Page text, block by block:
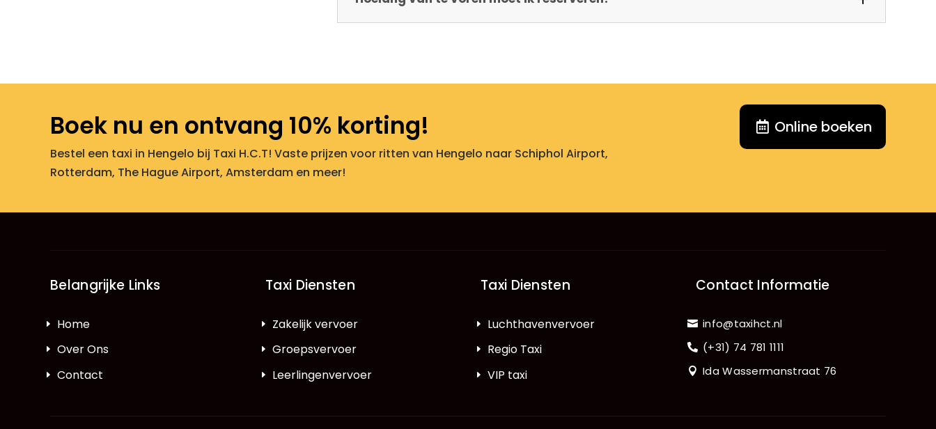
Boek nu en ontvang 10% korting!
Bestel een taxi in Hengelo bij Taxi H.C.T! Vaste prijzen voor ritten van Hengelo naar Schiphol Airport,
Rotterdam, The Hague Airport, Amsterdam en meer!
Online boeken
Belangrijke Links
Home
Over Ons
Contact
Taxi Diensten
Zakelijk vervoer
Groepsvervoer
Leerlingenvervoer
Taxi Diensten
Luchthavenvervoer
Regio Taxi
VIP taxi
Contact Informatie
info@taxihct.nl
(+31) 74 781 1111
Ida Wassermanstraat 76